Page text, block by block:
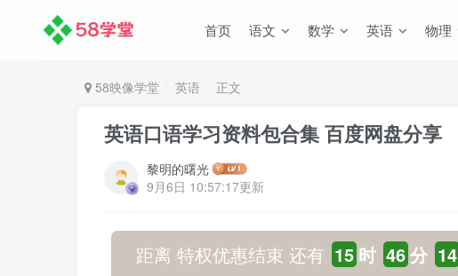
首页 语文 数学 英语 物理
58映像学堂 英语 正文
英语口语学习资料包合集 百度网盘分享
黎明的曙光
9月6日 10:57:17更新
距离 特权优惠结束 还有 15 时 46分 14